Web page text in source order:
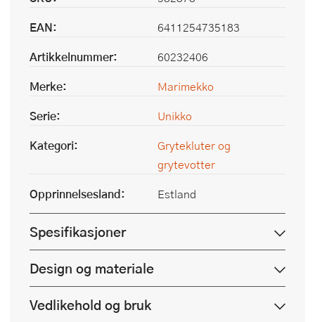
EAN:
6411254735183
Artikkelnummer:
60232406
Merke:
Marimekko
Serie:
Unikko
Kategori:
Grytekluter og
grytevotter
Opprinnelsesland:
Estland
Spesifikasjoner
Design og materiale
Vedlikehold og bruk